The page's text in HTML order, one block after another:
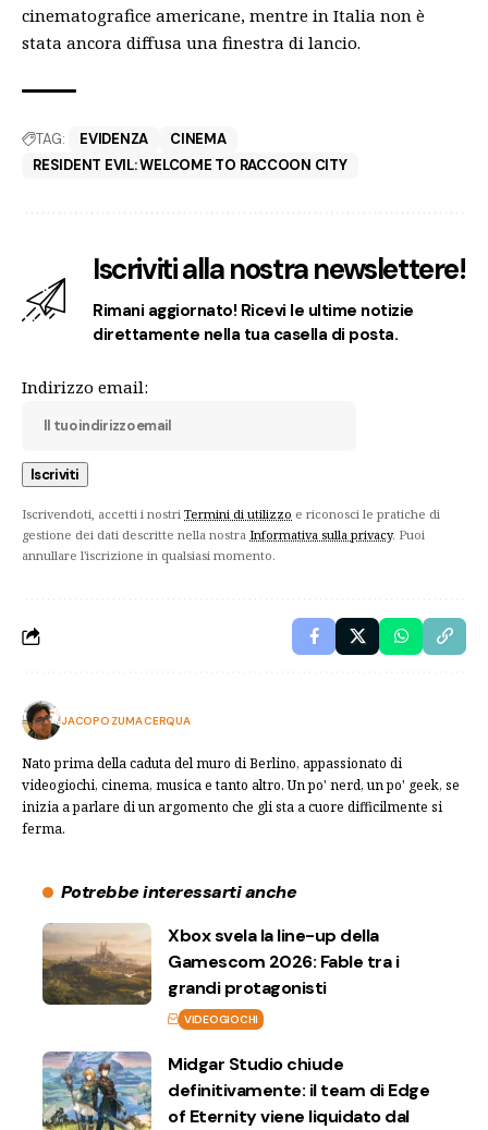
cinematografice americane, mentre in Italia non è
stata ancora diffusa una finestra di lancio.
TAG: EVIDENZA
CINEMA
RESIDENT EVIL: WELCOME TO RACCOON CITY
Iscriviti alla nostra newslettere!
Rimani aggiornato! Ricevi le ultime notizie
direttamente nella tua casella di posta.
Indirizzo email:
Iscrivendoti, accetti i nostri Termini di utilizzo e riconosci le pratiche di
gestione dei dati descritte nella nostra Informativa sulla privacy. Puoi
annullare l'iscrizione in qualsiasi momento.
JACOPO ZUMA CERQUA
Nato prima della caduta del muro di Berlino, appassionato di
videogiochi, cinema, musica e tanto altro. Un po' nerd, un po' geek, se
inizia a parlare di un argomento che gli sta a cuore difficilmente si
ferma.
Potrebbe interessarti anche
Xbox svela la line-up della
Gamescom 2026: Fable tra i
grandi protagonisti
VIDEOGIOCHI
Midgar Studio chiude
definitivamente: il team di Edge
of Eternity viene liquidato dal